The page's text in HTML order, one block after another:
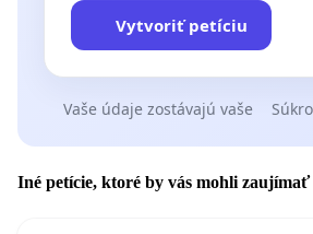
Vytvoriť petíciu
Vaše údaje zostávajú vaše
Iné petície, ktoré by vás mohli zaujímať